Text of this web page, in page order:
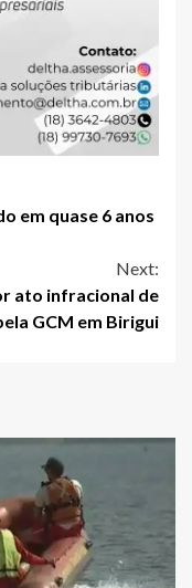
em quase 6 anos
Next:
ato infracional de
GCM em Birigui